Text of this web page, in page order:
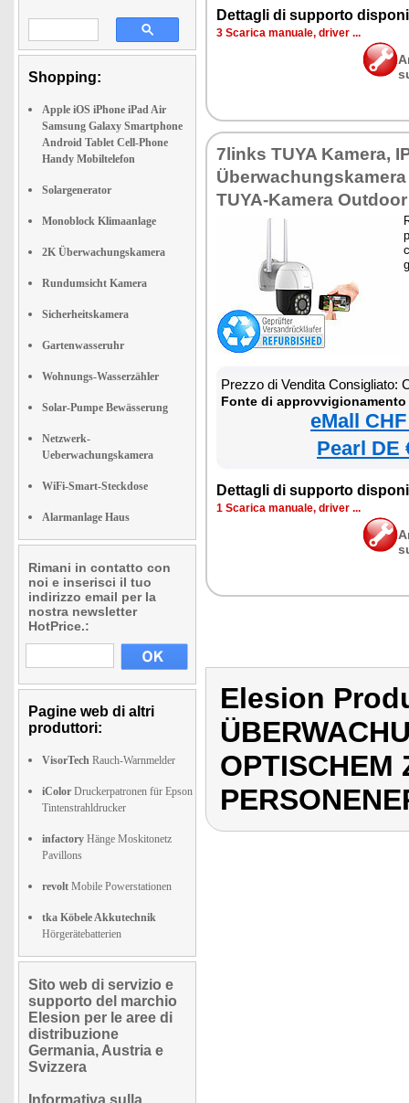
Shopping:
Apple iOS iPhone iPad Air
Samsung Galaxy Smartphone
Android Tablet Cell-Phone
Handy Mobiltelefon
Solargenerator
Monoblock Klimaanlage
2K Überwachungskamera
Rundumsicht Kamera
Sicherheitskamera
Gartenwasseruhr
Wohnungs-Wasserzähler
Solar-Pumpe Bewässerung
Netzwerk-
Ueberwachungskamera
WiFi-Smart-Steckdose
Alarmanlage Haus
Rimani in contatto con
noi e inserisci il tuo
indirizzo email per la
nostra newsletter
HotPrice.:
Pagine web di altri
produttori:
VisorTech Rauch-Warnmelder
iColor Druckerpatronen für Epson
Tintenstrahldrucker
infactory Hänge Moskitonetz
Pavillons
revolt Mobile Powerstationen
tka Köbele Akkutechnik
Hörgerätebatterien
Sito web di servizio e
supporto del marchio
Elesion per le aree di
distribuzione
Germania, Austria e
Svizzera
Informativa sulla
Dettagli di supporto
3 Scarica manuale, driver ...
7links TUYA Kamera,
TUYA-Kamera Outdoor
Prezzo di Vendita Consigliato:
Fonte di
eMall
Pearl DE
Dettagli di supporto
1 Scarica manuale, driver ...
Elesion
OPTISCHEM